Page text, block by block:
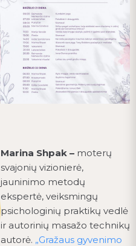
Marina Shpak – moterų
svajonių vizionierė,
jauninimo metodų
ekspertė, veiksmingų
psichologinių praktikų vedlė
ir autorinių masažo technikų
autorė. „Gražaus gyvenimo